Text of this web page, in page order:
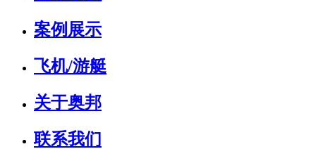
案例展示
飞机/游艇
关于奥邦
联系我们